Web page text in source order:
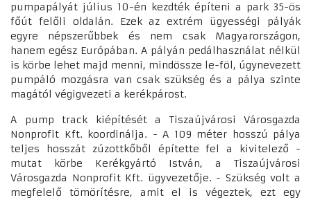
pumpapályát július 10-én kezdték építeni a park 35-ös
főút felőli oldalán. Ezek az extrém ügyességi pályák
egyre népszerűbbek és nem csak Magyarországon,
hanem egész Európában. A pályán pedálhasználat nélkül
is körbe lehet majd menni, mindössze le-föl, úgynevezett
pumpáló mozgásra van csak szükség és a pálya szinte
magától végigvezeti a kerékpárost.
A pump track kiépítését a Tiszaújvárosi Városgazda
Nonprofit Kft. koordinálja. - A 109 méter hosszú pálya
teljes hosszát zúzottkőből építette fel a kivitelező -
mutat körbe Kerékgyártó István, a Tiszaújvárosi
Városgazda Nonprofit Kft. ügyvezetője. - Szükség volt a
megfelelő tömörítésre, amit el is végeztek, ezt egy